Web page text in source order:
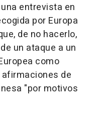
entrevista en
por Europa
de no hacerlo,
un ataque a un
como
afirmaciones de
"por motivos